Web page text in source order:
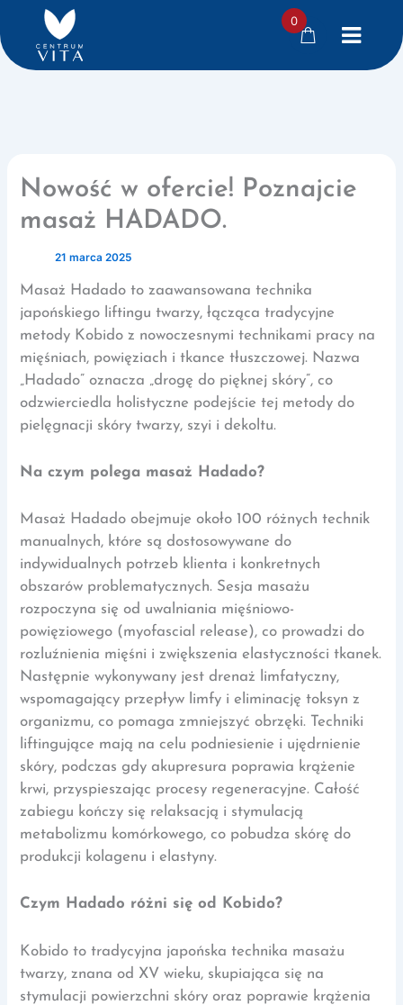
Nowość w ofercie! Poznajcie
masaż HADADO.
/
21 marca 2025
Masaż Hadado to zaawansowana technika
japońskiego liftingu twarzy, łącząca tradycyjne
metody Kobido z nowoczesnymi technikami pracy na
mięśniach, powięziach i tkance tłuszczowej. Nazwa
„Hadado” oznacza „drogę do pięknej skóry”, co
odzwierciedla holistyczne podejście tej metody do
pielęgnacji skóry twarzy, szyi i dekoltu.
Na czym polega masaż Hadado?
Masaż Hadado obejmuje około 100 różnych technik
manualnych, które są dostosowywane do
indywidualnych potrzeb klienta i konkretnych
obszarów problematycznych. Sesja masażu
rozpoczyna się od uwalniania mięśniowo-
powięziowego (myofascial release), co prowadzi do
rozluźnienia mięśni i zwiększenia elastyczności tkanek.
Następnie wykonywany jest drenaż limfatyczny,
wspomagający przepływ limfy i eliminację toksyn z
organizmu, co pomaga zmniejszyć obrzęki. Techniki
liftingujące mają na celu podniesienie i ujędrnienie
skóry, podczas gdy akupresura poprawia krążenie
krwi, przyspieszając procesy regeneracyjne. Całość
zabiegu kończy się relaksacją i stymulacją
metabolizmu komórkowego, co pobudza skórę do
produkcji kolagenu i elastyny.
Czym Hadado różni się od Kobido?
Kobido to tradycyjna japońska technika masażu
twarzy, znana od XV wieku, skupiająca się na
stymulacji powierzchni skóry oraz poprawie krążenia
0